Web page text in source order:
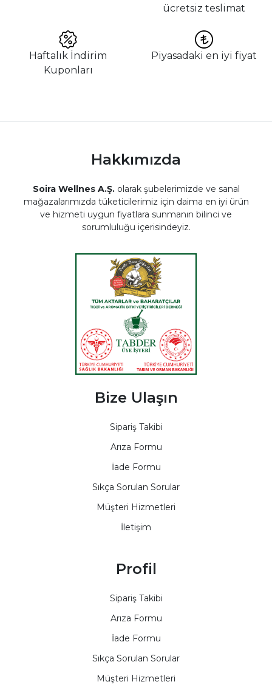
ücretsiz teslimat
Haftalık İndirim
Kuponları
Piyasadaki en iyi fiyat
Hakkımızda
Soira Wellnes A.Ş.olarak şubelerimizde ve sanal
mağazalarımızda tüketicilerimiz için daima en iyi ürün
ve hizmeti uygun fiyatlara sunmanın bilinci ve
sorumluluğu içerisindeyiz.
Bize Ulaşın
Sipariş Takibi
Arıza Formu
İade Formu
Sıkça Sorulan Sorular
Müşteri Hizmetleri
İletişim
Profil
Sipariş Takibi
Arıza Formu
İade Formu
Sıkça Sorulan Sorular
Müşteri Hizmetleri